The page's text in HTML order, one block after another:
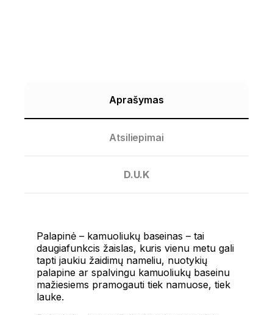
Aprašymas
Atsiliepimai
D.U.K
Palapinė – kamuoliukų baseinas – tai
daugiafunkcis žaislas, kuris vienu metu gali
tapti jaukiu žaidimų nameliu, nuotykių
palapine ar spalvingu kamuoliukų baseinu
mažiesiems pramogauti tiek namuose, tiek
lauke.